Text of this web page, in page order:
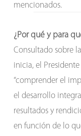
mencionados.
¿Por qué y para
Consultado sobre
inicia, el
“comprender el
el desarrollo
resultados y
en función de lo